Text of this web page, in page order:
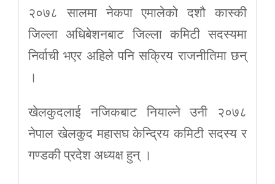
२०७८ सालमा नेकपा एमालेको दशौ कास्की
जिल्ला अधिबेशनबाट जिल्ला कमिटी सदस्यमा
निर्वाची भएर अहिले पनि सक्रिय राजनीतिमा छन्
।
खेलकुदलाई नजिकबाट नियाल्ने उनी २०७८
नेपाल खेलकुद महासघ केन्द्रिय कमिटी सदस्य र
गण्डकी प्रदेश अध्यक्ष हुन् ।